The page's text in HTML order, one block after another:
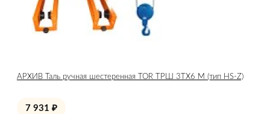
АРХИВ Таль ручная шестеренная TOR ТРШ 3ТХ6 М (тип HS-Z)
7 931 ₽